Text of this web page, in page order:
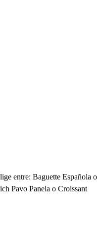
entre: Baguette Española o
Pavo Panela o Croissant